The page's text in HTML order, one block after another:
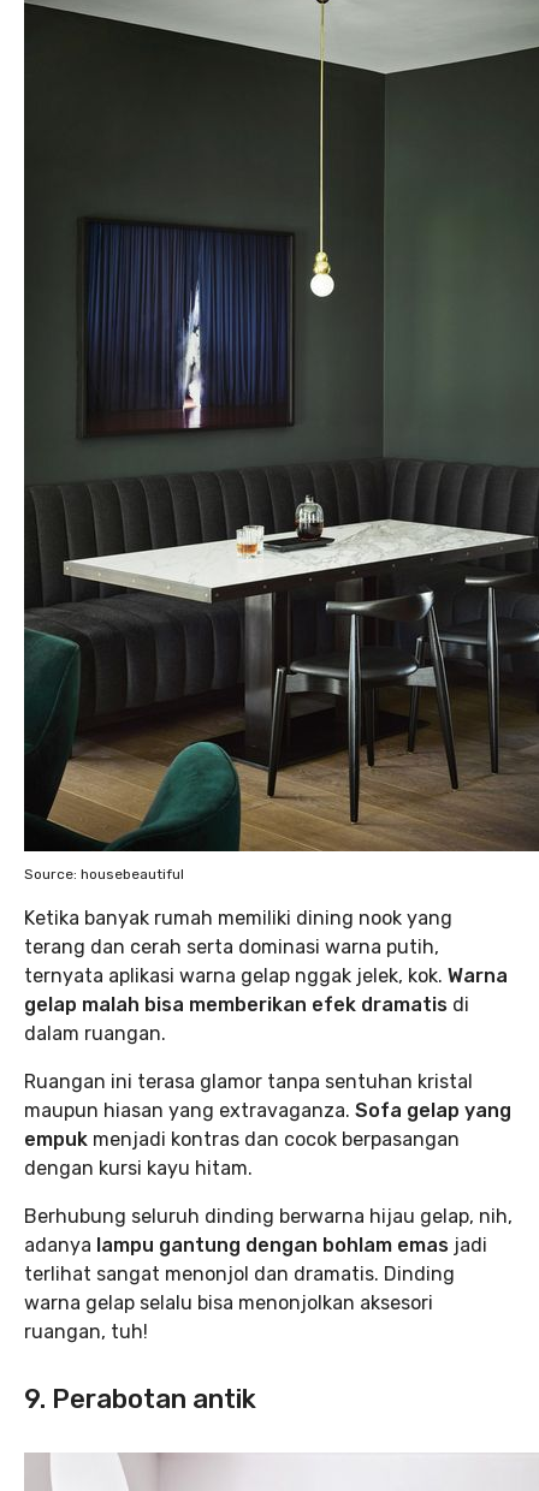
Source: housebeautiful
Ketika banyak rumah memiliki dining nook yang
terang dan cerah serta dominasi warna putih,
ternyata aplikasi warna gelap nggak jelek, kok. Warna
gelap malah bisa memberikan efek dramatis di
dalam ruangan.
Ruangan ini terasa glamor tanpa sentuhan kristal
maupun hiasan yang extravaganza. Sofa gelap yang
empuk menjadi kontras dan cocok berpasangan
dengan kursi kayu hitam.
Berhubung seluruh dinding berwarna hijau gelap, nih,
adanya lampu gantung dengan bohlam emas jadi
terlihat sangat menonjol dan dramatis. Dinding
warna gelap selalu bisa menonjolkan aksesori
ruangan, tuh!
9. Perabotan antik